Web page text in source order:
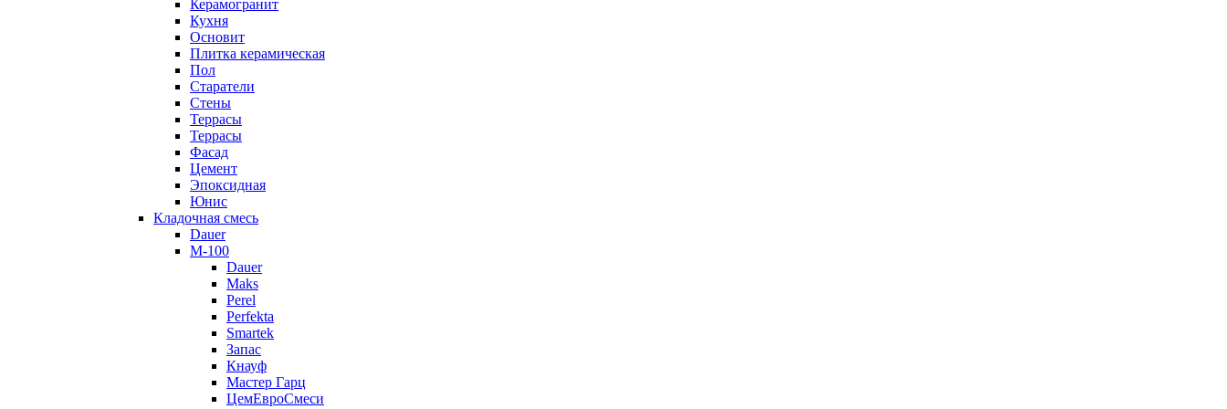
Керамогранит
Кухня
Основит
Плитка керамическая
Пол
Старатели
Стены
Террасы
Террасы
Фасад
Цемент
Эпоксидная
Юнис
Кладочная смесь
Dauer
M-100
Dauer
Maks
Perel
Perfekta
Smartek
Запас
Кнауф
Мастер Гарц
ЦемЕвроСмеси